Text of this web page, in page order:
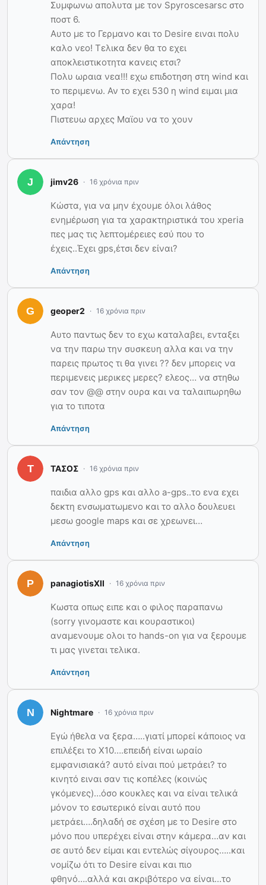
Συμφωνω απολυτα με τον Spyroscesarsc στο
ποστ 6.
Αυτο με το Γερμανο και το Desire ειναι πολυ
καλο νεο! Τελικα δεν θα το εχει
αποκλειστικοτητα κανεις ετσι?
Πολυ ωραια νεα!!! εχω επιδοτηση στη wind και
το περιμενω. Αν το εχει 530 η wind ειμαι μια
χαρα!
Πιστευω αρχες Μαϊου να το χουν
Απάντηση
jimv26 16 χρόνια πριν
Κώστα, για να μην έχουμε όλοι λάθος
ενημέρωση για τα χαρακτηριστικά του xperia
πες μας τις λεπτομέρειες εσύ που το
έχεις..Έχει gps,έτσι δεν είναι?
Απάντηση
geoper2 16 χρόνια πριν
Αυτο παντως δεν το εχω καταλαβει, ενταξει
να την παρω την συσκευη αλλα και να την
παρεις πρωτος τι θα γινει ?? δεν μπορεις να
περιμενεις μερικες μερες? ελεος… να στηθω
σαν τον @@ στην ουρα και να ταλαιπωρηθω
για το τιποτα
Απάντηση
ΤΑΣΟΣ 16 χρόνια πριν
παιδια αλλο gps και αλλο a-gps..το ενα εχει
δεκτη ενσωματωμενο και το αλλο δουλευει
μεσω google maps και σε χρεωνει…
Απάντηση
panagiotisXII 16 χρόνια πριν
Κωστα οπως ειπε και ο φιλος παραπανω
(sorry γινομαστε και κουραστικοι)
αναμενουμε ολοι το hands-on για να ξερουμε
τι μας γινεται τελικα.
Απάντηση
Nightmare 16 χρόνια πριν
Εγώ ήθελα να ξερα…..γιατί μπορεί κάποιος να
επιλέξει το X10….επειδή είναι ωραίο
εμφανισιακά? αυτό είναι πού μετράει? το
κινητό ειναι σαν τις κοπέλες (κοινώς
γκόμενες)…όσο κουκλες και να είναι τελικά
μόνον το εσωτερικό είναι αυτό που
μετράει….δηλαδή σε σχέση με το Desire στο
μόνο που υπερέχει είναι στην κάμερα…αν και
σε αυτό δεν είμαι και εντελώς σίγουρος…..και
νομίζω ότι το Desire είναι και πιο
φθηνό….αλλά και ακριβότερο να είναι…το